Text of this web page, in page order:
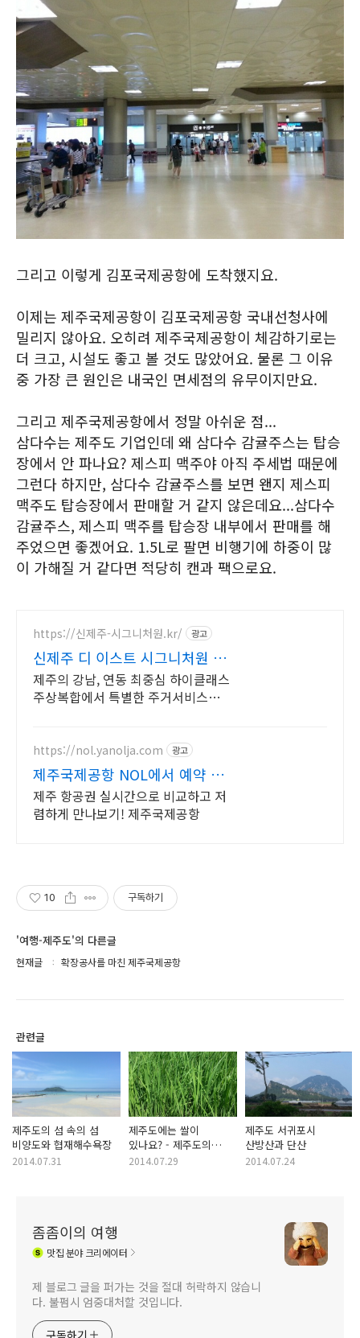
그리고 이렇게 김포국제공항에 도착했지요.
이제는 제주국제공항이 김포국제공항 국내선청사에
밀리지 않아요. 오히려 제주국제공항이 체감하기로는
더 크고, 시설도 좋고 볼 것도 많았어요. 물론 그 이유
중 가장 큰 원인은 내국인 면세점의 유무이지만요.
그리고 제주국제공항에서 정말 아쉬운 점...
삼다수는 제주도 기업인데 왜 삼다수 감귤주스는 탑승
장에서 안 파나요? 제스피 맥주야 아직 주세법 때문에
그런다 하지만, 삼다수 감귤주스를 보면 왠지 제스피
맥주도 탑승장에서 판매할 거 같지 않은데요...삼다수
감귤주스, 제스피 맥주를 탑승장 내부에서 판매를 해
주었으면 좋겠어요. 1.5L로 팔면 비행기에 하중이 많
이 가해질 거 같다면 적당히 캔과 팩으로요.
https://신제주-시그니처원.kr/ 광고
신제주 디 이스트 시그니처원 대
표홈페이지
제주의 강남, 연동 최중심 하이클래스
주상복합에서 특별한 주거서비스를
https://nol.yanolja.com 광고
제주국제공항 NOL에서 예약 전
노선 발권수수료 0원
제주 항공권 실시간으로 비교하고 저
렴하게 만나보기! 제주국제공항
10 구독하기
'여행-제주도'의 다른글
현재글 확장공사를 마친 제주국제공항
관련글
제주도의 섬 속의 섬
비양도와 협재해수욕장
2014.07.31
제주도에는 쌀이
있나요? - 제주도의
벼농사
2014.07.29
제주도 서귀포시
산방산과 단산
2014.07.24
좀좀이의 여행
맛집분야 크리에이터
제 블로그 글을 퍼가는 것을 절대 허락하지 않습니
다. 불펌시 엄중대처할 것입니다.
구독하기